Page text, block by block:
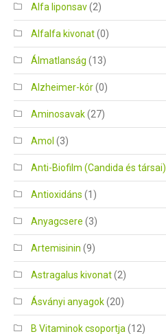
Alfa liponsav(2)
Alfalfa kivonat(0)
Álmatlanság (13)
Alzheimer-kór(0)
Aminosavak(27)
Amol (3)
Anti-Biofilm (Candida és társai)
Antioxidáns (1)
Anyagcsere (3)
Artemisinin (9)
Astragalus kivonat(2)
Ásványi anyagok(20)
B Vitaminok csoportja (12)